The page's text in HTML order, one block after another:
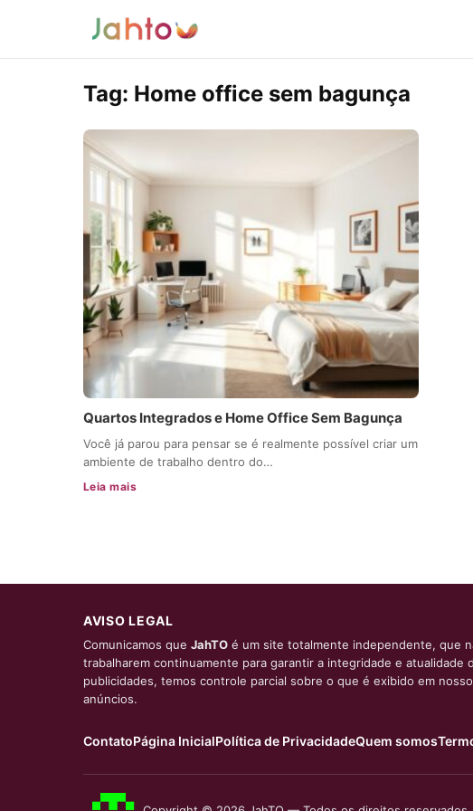
Tag: Home office sem bagunça
Quartos Integrados e Home Office Sem Bagunça
Você já parou para pensar se é realmente possível criar um
ambiente de trabalho dentro do…
Leia mais
AVISO LEGAL
Comunicamos que JahTO é um site totalmente independente, que
trabalharem continuamente para garantir a integridade e
publicidades, temos controle parcial sobre o que é exibido em
anúncios.
ContatoPágina InicialPolítica de PrivacidadeQuem somos